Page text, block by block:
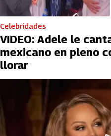
Celebridades
VIDEO: Adele le
mexicano en pleno
llorar